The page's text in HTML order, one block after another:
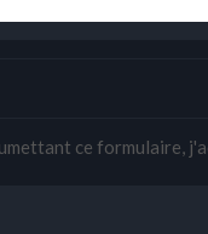
ce formulaire,